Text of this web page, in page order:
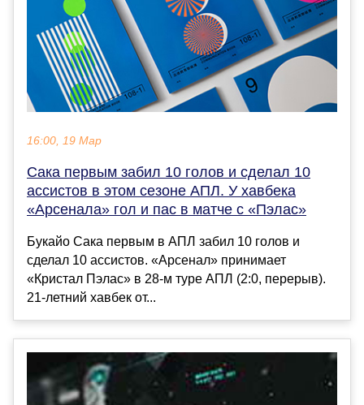
16:00, 19 Мар
Сака первым забил 10 голов и сделал 10
ассистов в этом сезоне АПЛ. У хавбека
«Арсенала» гол и пас в матче с «Пэлас»
Букайо Сака первым в АПЛ забил 10 голов и
сделал 10 ассистов. «Арсенал» принимает
«Кристал Пэлас» в 28-м туре АПЛ (2:0, перерыв).
21-летний хавбек от...